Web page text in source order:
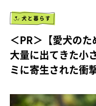
犬と暮らす
＜PR＞【愛犬のた
大量に出てきた小
ミに寄生された衝